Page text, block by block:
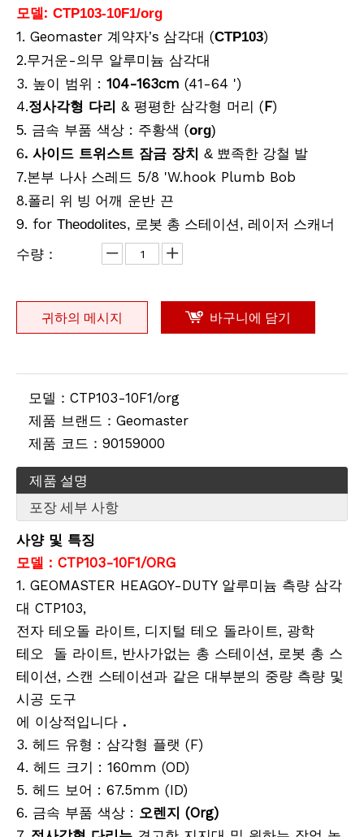
모델: CTP103-10F1/org
1. Geomaster 계약자’s 삼각대 (CTP103)
2.무거운-의무 알루미늄 삼각대
3. 높이 범위 : 104-163cm (41-64 ')
4.정사각형 다리 & 평평한 삼각형 머리 (F)
5. 금속 부품 색상 : 주황색 (org)
6. 사이드 트위스트 잠금 장치 & 뾰족한 강철 발
7.본부 나사 스레드 5/8 'W.hook Plumb Bob
8.폴리 위 빙 어깨 운반 끈
9. for Theodolites, 로봇 총 스테이션, 레이저 스캐너
수량：
귀하의 메시지 바구니에 담기
모델： CTP103-10F1/org
제품 브랜드： Geomaster
제품 코드： 90159000
제품 설명
포장 세부 사항
사양 및 특징
모델 : CTP103-10F1/ORG
1. GEOMASTER HEAGOY-DUTY 알루미늄 측량 삼각
대 CTP103,
전자 테오돌 라이트, 디지털 테오 돌라이트, 광학
테오 돌 라이트, 반사가없는 총 스테이션, 로봇 총 스
테이션, 스캔 스테이션과 같은 대부분의 중량 측량 및
시공 도구
에 이상적입니다 .
3. 헤드 유형 : 삼각형 플랫 (F)
4. 헤드 크기 : 160mm (OD)
5. 헤드 보어 : 67.5mm (ID)
6. 금속 부품 색상 : 오렌지 (Org)